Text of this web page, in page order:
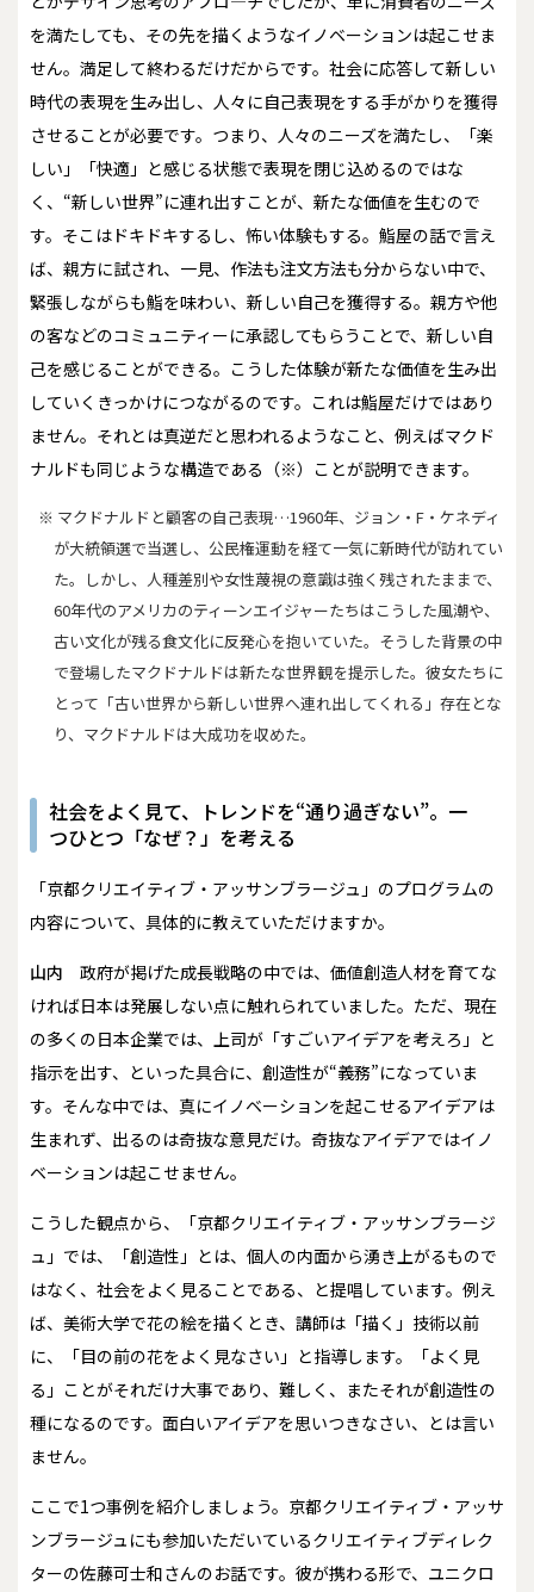
を満たしても、その先を描くようなイノベーションは起こせま
せん。満足して終わるだけだからです。社会に応答して新しい
時代の表現を生み出し、人々に自己表現をする手がかりを獲得
させることが必要です。つまり、人々のニーズを満たし、「楽
しい」「快適」と感じる状態で表現を閉じ込めるのではな
く、“新しい世界”に連れ出すことが、新たな価値を生むので
す。そこはドキドキするし、怖い体験もする。鮨屋の話で言え
ば、親方に試され、一見、作法も注文方法も分からない中で、
緊張しながらも鮨を味わい、新しい自己を獲得する。親方や他
の客などのコミュニティーに承認してもらうことで、新しい自
己を感じることができる。こうした体験が新たな価値を生み出
していくきっかけにつながるのです。これは鮨屋だけではあり
ません。それとは真逆だと思われるようなこと、例えばマクド
ナルドも同じような構造である（※）ことが説明できます。
※ マクドナルドと顧客の自己表現…1960年、ジョン・F・ケネディ
が大統領選で当選し、公民権運動を経て一気に新時代が訪れてい
た。しかし、人種差別や女性蔑視の意識は強く残されたままで、
60年代のアメリカのティーンエイジャーたちはこうした風潮や、
古い文化が残る食文化に反発心を抱いていた。そうした背景の中
で登場したマクドナルドは新たな世界観を提示した。彼女たちに
とって「古い世界から新しい世界へ連れ出してくれる」存在とな
り、マクドナルドは大成功を収めた。
社会をよく見て、トレンドを“通り過ぎない”。一
つひとつ「なぜ？」を考える
――「京都クリエイティブ・アッサンブラージュ」のプログラムの
内容について、具体的に教えていただけますか。
山内
政府が掲げた成長戦略の中では、価値創造人材を育てな
ければ日本は発展しない点に触れられていました。ただ、現在
の多くの日本企業では、上司が「すごいアイデアを考えろ」と
指示を出す、といった具合に、創造性が“義務”になっていま
す。そんな中では、真にイノベーションを起こせるアイデアは
生まれず、出るのは奇抜な意見だけ。奇抜なアイデアではイノ
ベーションは起こせません。
こうした観点から、「京都クリエイティブ・アッサンブラージ
ュ」では、「創造性」とは、個人の内面から湧き上がるもので
はなく、社会をよく見ることである、と提唱しています。例え
ば、美術大学で花の絵を描くとき、講師は「描く」技術以前
に、「目の前の花をよく見なさい」と指導します。「よく見
る」ことがそれだけ大事であり、難しく、またそれが創造性の
種になるのです。面白いアイデアを思いつきなさい、とは言い
ません。
ここで1つ事例を紹介しましょう。京都クリエイティブ・アッサ
ンブラージュにも参加いただいているクリエイティブディレク
ターの佐藤可士和さんのお話です。彼が携わる形で、ユニクロ